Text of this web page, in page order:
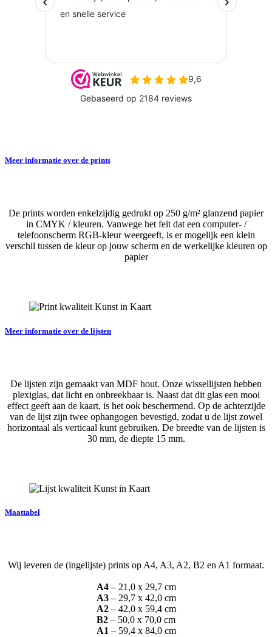
Meer informatie over de prints
De prints worden enkelzijdig gedrukt op 250 g/m² glanzend papier
in CMYK / kleuren. Vanwege het feit dat een computer- /
telefoonscherm RGB-kleur weergeeft, is er mogelijk een klein
verschil tussen de kleur op jouw scherm en de werkelijke kleuren op
papier
Meer informatie over de lijsten
De lijsten zijn gemaakt van MDF hout. Onze wissellijsten hebben
plexiglas, dat licht en onbreekbaar is. Naast dat dit glas een mooi
effect geeft aan de kaart, is het ook beschermend. Op de achterzijde
van de lijst zijn twee ophangogen bevestigd, zodat u de lijst zowel
horizontaal als verticaal kunt gebruiken. De breedte van de lijsten is
30 mm, de diepte 15 mm.
Maattabel
Wij leveren de (ingelijste) prints op A4, A3, A2, B2 en A1 formaat.
A4– 21,0 x 29,7 cm
A3– 29,7 x 42,0 cm
A2– 42,0 x 59,4 cm
B2 – 50,0 x 70,0 cm
A1 – 59,4 x 84,0 cm